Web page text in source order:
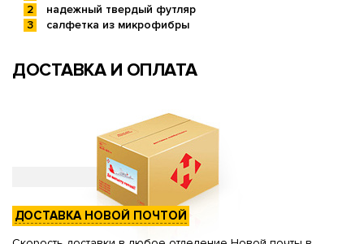
надежный твердый футляр
салфетка из микрофибры
ДОСТАВКА И ОПЛАТА
ДОСТАВКА НОВОЙ ПОЧТОЙ